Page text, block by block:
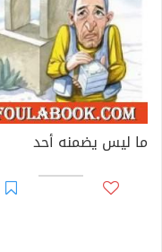
ما ليس يضمنه أحد